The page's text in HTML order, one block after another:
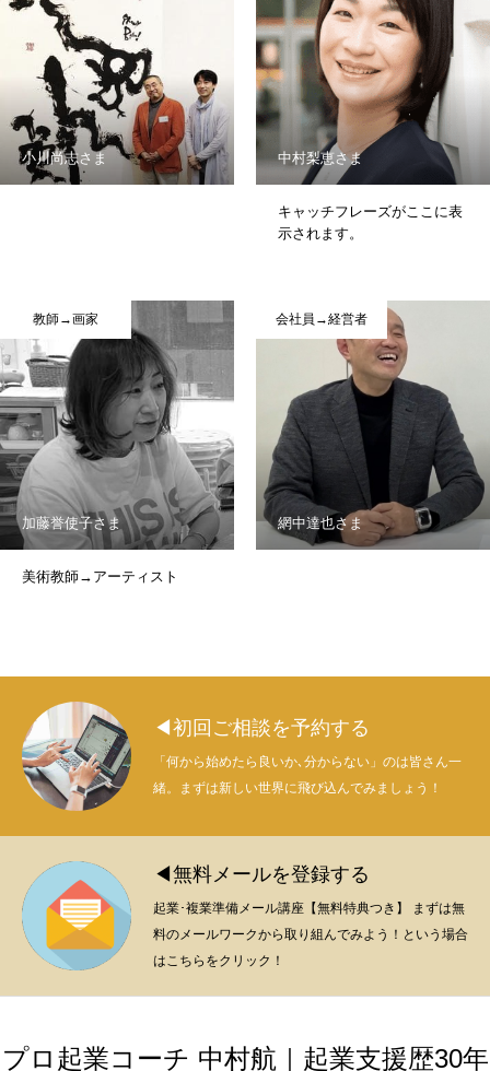
小川尚志さま 中村梨恵さま
キャッチフレーズがここに表
示されます。
教師→画家
加藤誉使子さま
美術教師→アーティスト
会社員→経営者
網中達也さま
◀初回ご相談を予約する
「何から始めたら良いか､分からない」のは皆さん一
緒。まずは新しい世界に飛び込んでみましょう！
◀無料メールを登録する
起業･複業準備メール講座【無料特典つき】 まずは無
料のメールワークから取り組んでみよう！という場合
はこちらをクリック！
プロ起業コーチ 中村航｜起業支援歴30年